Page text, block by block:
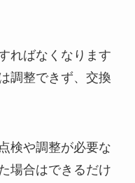
ればなくなります
調整できず、交換
検や調整が必要な
場合はできるだけ